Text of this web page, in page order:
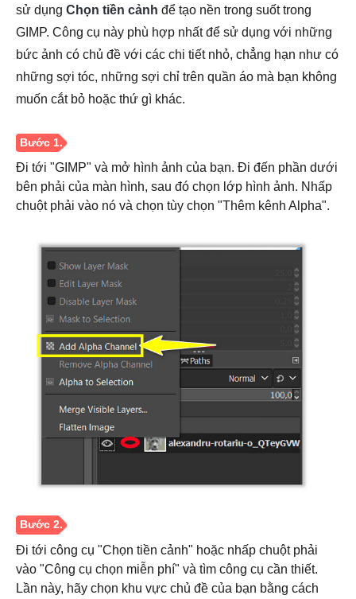
Bước 2.
Bước 3.
sử dụng Chọn tiền cảnh để tạo nền trong suốt trong
GIMP. Công cụ này phù hợp nhất để sử dụng với những
bức ảnh có chủ đề với các chi tiết nhỏ, chẳng hạn như có
những sợi tóc, những sợi chỉ trên quần áo mà bạn không
muốn cắt bỏ hoặc thứ gì khác.
Đi tới "GIMP" và mở hình ảnh của bạn. Đi đến phần dưới
bên phải của màn hình, sau đó chọn lớp hình ảnh. Nhấp
chuột phải vào nó và chọn tùy chọn "Thêm kênh Alpha".
Đi tới công cụ "Chọn tiền cảnh" hoặc nhấp chuột phải
vào "Công cụ chọn miễn phí" và tìm công cụ cần thiết.
Lần này, hãy chọn khu vực chủ đề của bạn bằng cách